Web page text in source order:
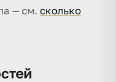
— см. сколько